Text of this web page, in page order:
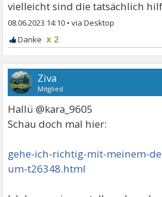
vielleicht sind die tatsächlich
08.06.2023 14:10 •
x 2
Ziva
Mitglied
Hallü @kara_9605
Schau doch mal hier:
gehe-ich-richtig-mit-meinem-
um-t26348.html